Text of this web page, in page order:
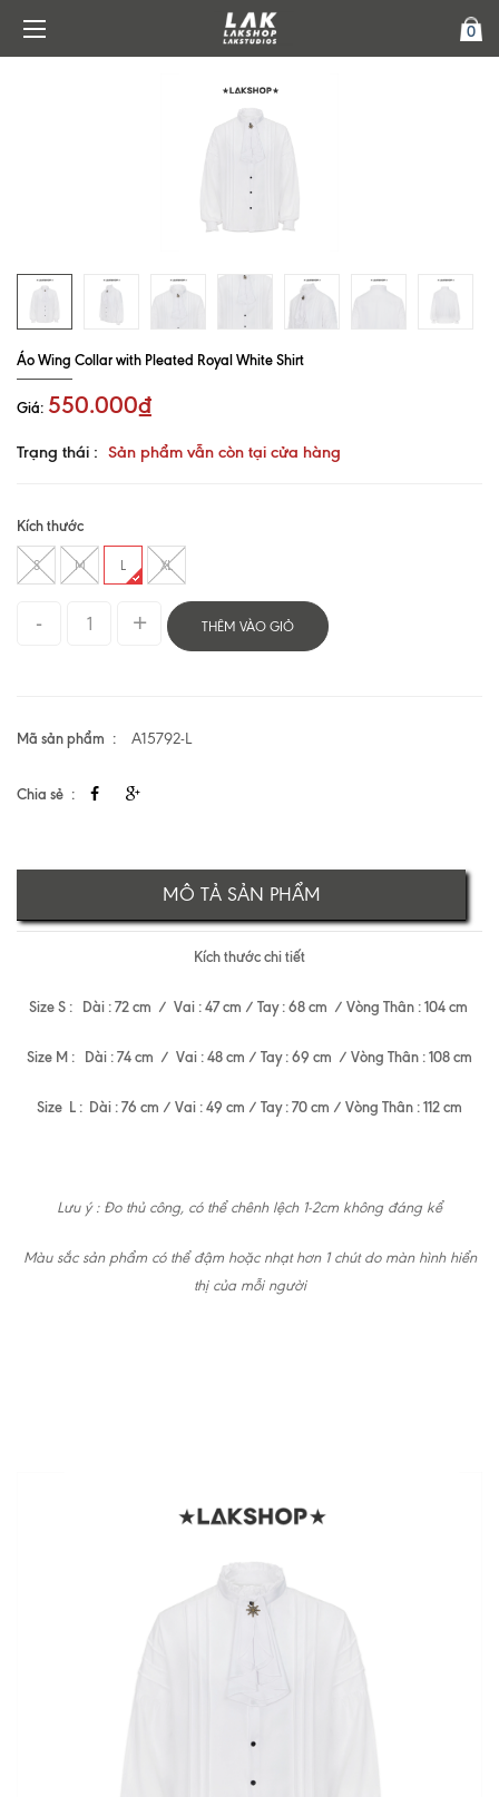
0
Áo Wing Collar with Pleated Royal White Shirt
Giá: 550.000₫
Trạng thái : Sản phẩm vẫn còn tại cửa hàng
Kích thước
S M L XL
THÊM VÀO GIỎ
Mã sản phẩm A15792-L
Chia sẻ
MÔ TẢ SẢN PHẨM
Kích thước chi tiết
Size S : Dài : 72 cm / Vai : 47 cm / Tay : 68 cm / Vòng Thân : 104 cm
Size M : Dài : 74 cm / Vai : 48 cm / Tay : 69 cm / Vòng Thân : 108 cm
Size L : Dài : 76 cm / Vai : 49 cm / Tay : 70 cm / Vòng Thân : 112 cm
Lưu ý : Đo thủ công, có thể chênh lệch 1-2cm không đáng kể
Màu sắc sản phẩm có thể đậm hoặc nhạt hơn 1 chút do màn hình hiển
thị của mỗi người